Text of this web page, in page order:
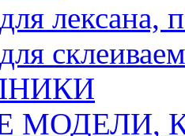
лексана,
МОДЕЛИ,